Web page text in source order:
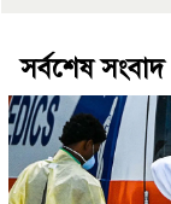
সর্বশেষ সংবাদ